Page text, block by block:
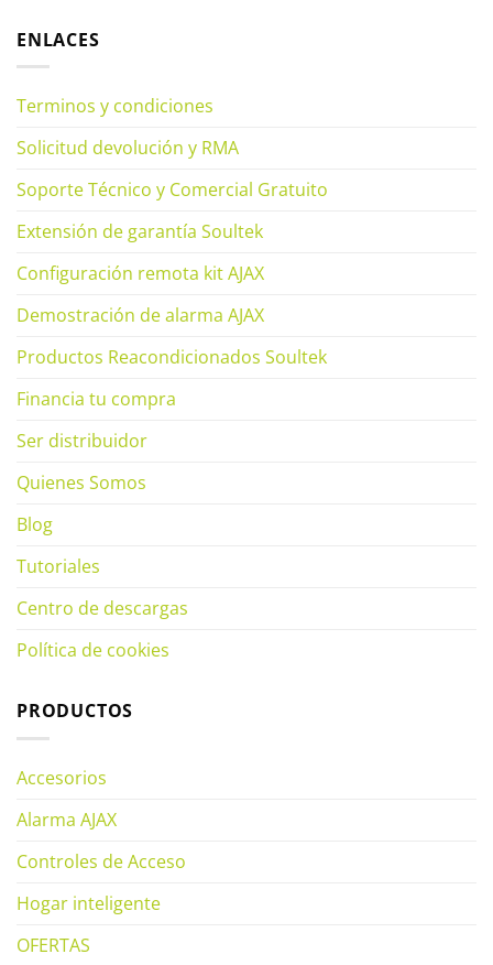
ENLACES
Terminos y condiciones
Solicitud devolución y RMA
Soporte Técnico y Comercial Gratuito
Extensión de garantía Soultek
Configuración remota kit AJAX
Demostración de alarma AJAX
Productos Reacondicionados Soultek
Financia tu compra
Ser distribuidor
Quienes Somos
Blog
Tutoriales
Centro de descargas
Política de cookies
PRODUCTOS
Accesorios
Alarma AJAX
Controles de Acceso
Hogar inteligente
OFERTAS